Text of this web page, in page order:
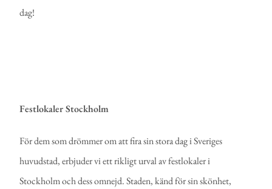
dag!
Festlokaler Stockholm
För dem som drömmer om att fira sin stora dag i Sveriges
huvudstad, erbjuder vi ett rikligt urval av festlokaler i
Stockholm och dess omnejd. Staden, känd för sin skönhet,